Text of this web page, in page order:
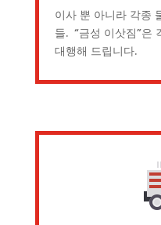
이사 뿐 아니라 각종
들. “금성 이삿짐”은
대행해 드립니다.